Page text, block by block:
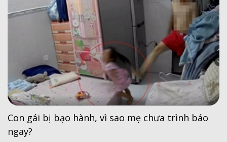
Con gái bị bạo hành, vì sao mẹ chưa trình báo
ngay?